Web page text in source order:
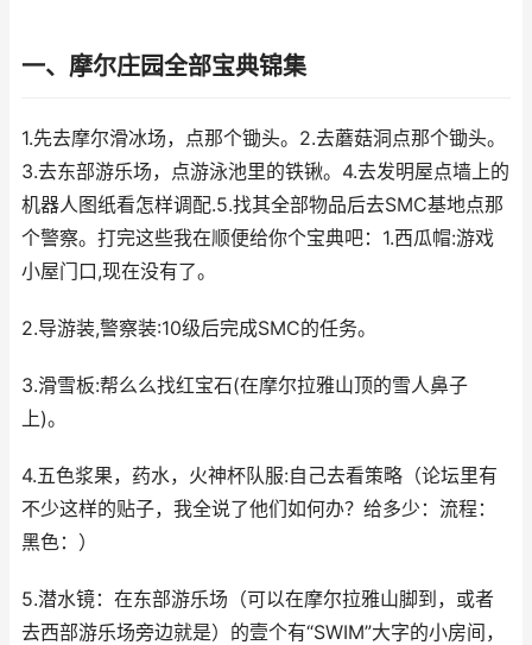
一、摩尔庄园全部宝典锦集
1.先去摩尔滑冰场，点那个锄头。2.去蘑菇洞点那个锄头。
3.去东部游乐场，点游泳池里的铁锹。4.去发明屋点墙上的
机器人图纸看怎样调配.5.找其全部物品后去SMC基地点那
个警察。打完这些我在顺便给你个宝典吧：1.西瓜帽:游戏
小屋门口,现在没有了。
2.导游装,警察装:10级后完成SMC的任务。
3.滑雪板:帮么么找红宝石(在摩尔拉雅山顶的雪人鼻子
上)。
4.五色浆果，药水，火神杯队服:自己去看策略（论坛里有
不少这样的贴子，我全说了他们如何办？给多少：流程：
黑色：）
5.潜水镜：在东部游乐场（可以在摩尔拉雅山脚到，或者
去西部游乐场旁边就是）的壹个有“SWIM”大字的小房间，